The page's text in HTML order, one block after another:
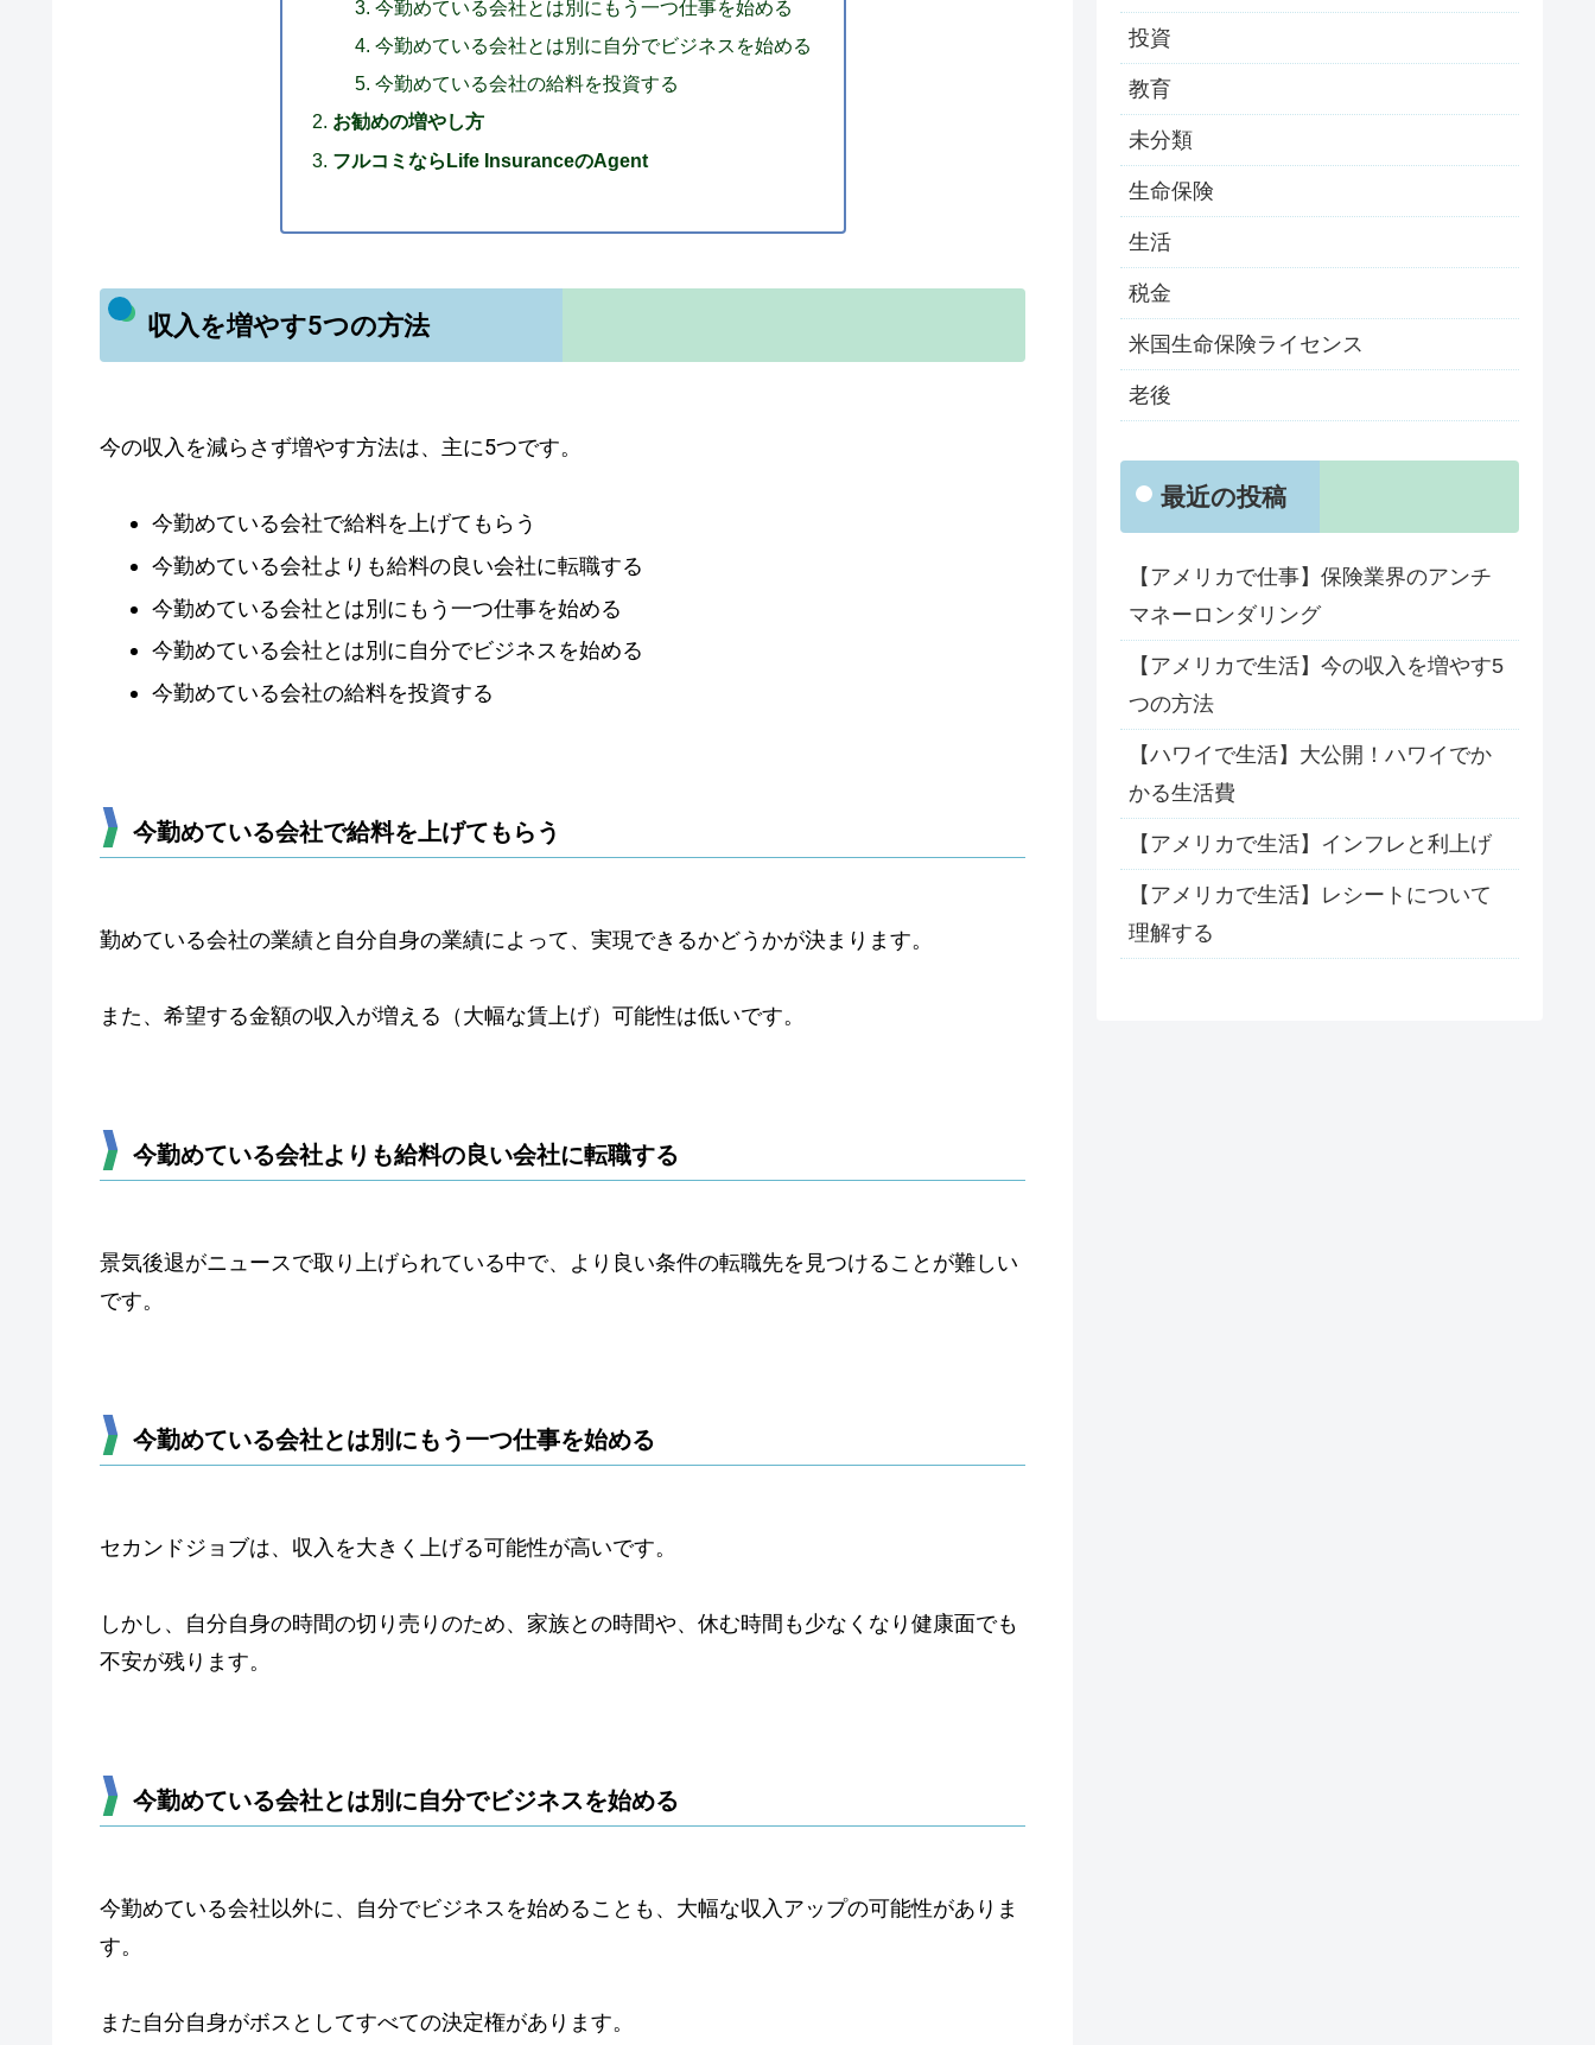
今勤めている会社とは別にもう一つ仕事を始める
今勤めている会社とは別に自分でビジネスを始める
今勤めている会社の給料を投資する
お勧めの増やし方
フルコミならLife InsuranceのAgent
収入を増やす5つの方法
今の収入を減らさず増やす方法は、主に5つです。
今勤めている会社で給料を上げてもらう
今勤めている会社よりも給料の良い会社に転職する
今勤めている会社とは別にもう一つ仕事を始める
今勤めている会社とは別に自分でビジネスを始める
今勤めている会社の給料を投資する
今勤めている会社で給料を上げてもらう
勤めている会社の業績と自分自身の業績によって、実現できるかどうかが決まります。
また、希望する金額の収入が増える（大幅な賃上げ）可能性は低いです。
今勤めている会社よりも給料の良い会社に転職する
景気後退がニュースで取り上げられている中で、より良い条件の転職先を見つけることが難しい
です。
今勤めている会社とは別にもう一つ仕事を始める
セカンドジョブは、収入を大きく上げる可能性が高いです。
しかし、自分自身の時間の切り売りのため、家族との時間や、休む時間も少なくなり健康面でも
不安が残ります。
今勤めている会社とは別に自分でビジネスを始める
今勤めている会社以外に、自分でビジネスを始めることも、大幅な収入アップの可能性がありま
す。
また自分自身がボスとしてすべての決定権があります。
投資
教育
未分類
生命保険
生活
税金
米国生命保険ライセンス
老後
最近の投稿
【アメリカで仕事】保険業界のアンチ
マネーロンダリング
【アメリカで生活】今の収入を増やす5
つの方法
【ハワイで生活】大公開！ハワイでか
かる生活費
【アメリカで生活】インフレと利上げ
【アメリカで生活】レシートについて
理解する